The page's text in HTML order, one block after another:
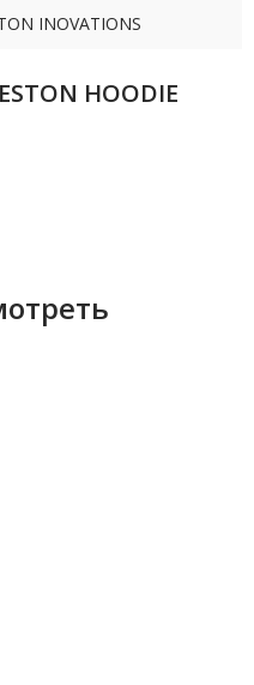
INOVATIONS
HOODIE